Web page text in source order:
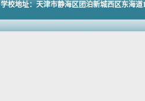
学校地址：天津市静海区团泊新城西区东海